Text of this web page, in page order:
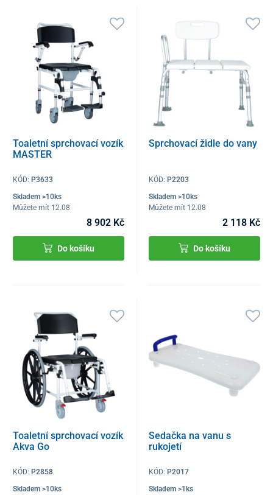
Toaletní sprchovací vozík
MASTER
KÓD: P3633
Skladem >10ks
Můžete mít 12.08
8 902 Kč
Do košíku
Sprchovací židle do vany
KÓD: P2203
Skladem >10ks
Můžete mít 12.08
2 118 Kč
Do košíku
Toaletní sprchovací vozík
Akva Go
KÓD: P2858
Skladem >10ks
Sedačka na vanu s
rukojetí
KÓD: P2017
Skladem >1ks